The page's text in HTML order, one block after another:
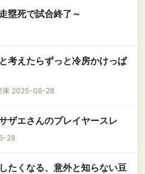
塁死で試合終了～
考えたらずっと冷房かけっぱ
庫 2025-06-28
ザエさんのプレイヤースレ
28
たくなる、意外と知らない豆